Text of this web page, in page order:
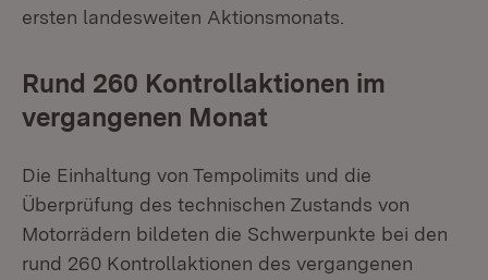
ersten landesweiten Aktionsmonats.
Rund 260 Kontrollaktionen im
vergangenen Monat
Die Einhaltung von Tempolimits und die
Überprüfung des technischen Zustands von
Motorrädern bildeten die Schwerpunkte bei den
rund 260 Kontrollaktionen des vergangenen